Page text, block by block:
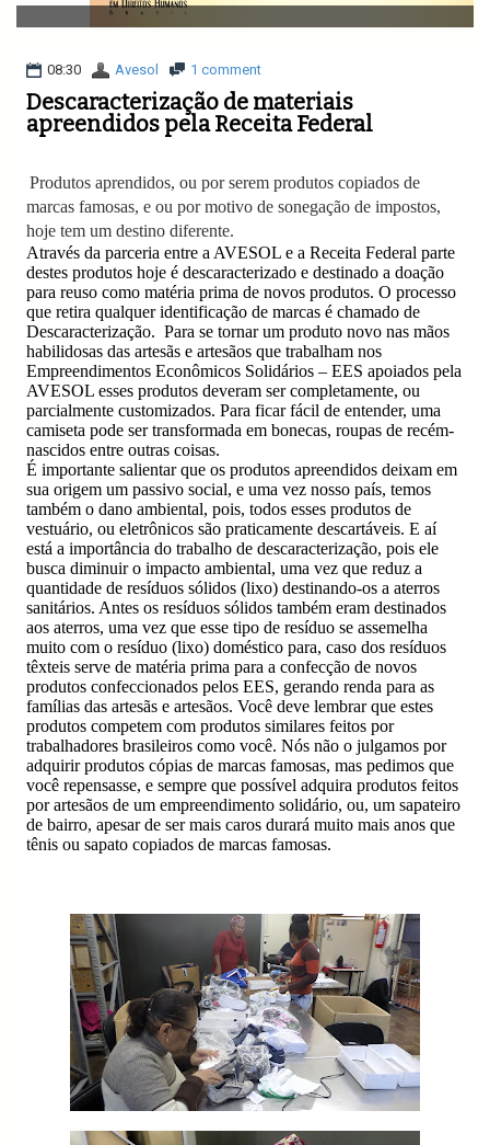
v
i
a
i
o
08:30 Avesol 1 comment
Descaracterização de materiais
apreendidos pela Receita Federal
Produtos aprendidos, ou por serem produtos copiados de
marcas famosas, e ou por motivo de sonegação de impostos,
hoje tem um destino diferente.
Através da parceria entre a AVESOL e a Receita Federal parte
destes produtos hoje é descaracterizado e destinado a doação
para reuso como matéria prima de novos produtos. O processo
que retira qualquer identificação de marcas é chamado de
Descaracterização. Para se tornar um produto novo nas mãos
habilidosas das artesãs e artesãos que trabalham nos
Empreendimentos Econômicos Solidários – EES apoiados pela
AVESOL esses produtos deveram ser completamente, ou
parcialmente customizados. Para ficar fácil de entender, uma
camiseta pode ser transformada em bonecas, roupas de recém-
nascidos entre outras coisas.
É importante salientar que os produtos apreendidos deixam em
sua origem um passivo social, e uma vez nosso país, temos
também o dano ambiental, pois, todos esses produtos de
vestuário, ou eletrônicos são praticamente descartáveis. E aí
está a importância do trabalho de descaracterização, pois ele
busca diminuir o impacto ambiental, uma vez que reduz a
quantidade de resíduos sólidos (lixo) destinando-os a aterros
sanitários. Antes os resíduos sólidos também eram destinados
aos aterros, uma vez que esse tipo de resíduo se assemelha
muito com o resíduo (lixo) doméstico para, caso dos resíduos
têxteis serve de matéria prima para a confecção de novos
produtos confeccionados pelos EES, gerando renda para as
famílias das artesãs e artesãos. Você deve lembrar que estes
produtos competem com produtos similares feitos por
trabalhadores brasileiros como você. Nós não o julgamos por
adquirir produtos cópias de marcas famosas, mas pedimos que
você repensasse, e sempre que possível adquira produtos feitos
por artesãos de um empreendimento solidário, ou, um sapateiro
de bairro, apesar de ser mais caros durará muito mais anos que
tênis ou sapato copiados de marcas famosas.